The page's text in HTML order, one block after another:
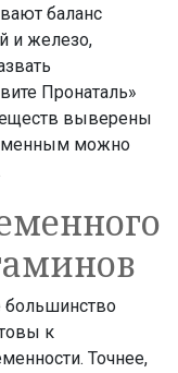
баланс
и железо,
Пронаталь»
выверены
можно
большинство
к
Точнее,